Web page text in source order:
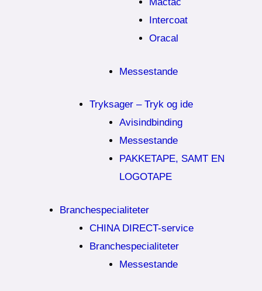
Intercoat
Oracal
Messestande
Tryksager – Tryk og ide
Avisindbinding
Messestande
PAKKETAPE, SAMT EN
LOGOTAPE
Branchespecialiteter
CHINA DIRECT-service
Branchespecialiteter
Messestande